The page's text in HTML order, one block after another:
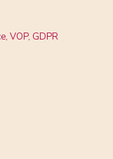
VOP, GDPR